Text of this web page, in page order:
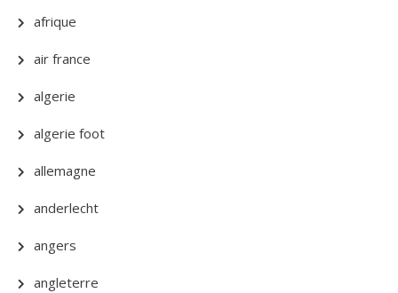
afrique
air france
algerie
algerie foot
allemagne
anderlecht
angers
angleterre